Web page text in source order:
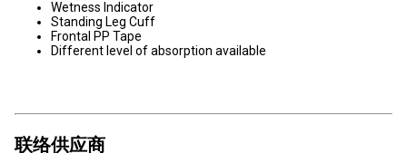
Wetness Indicator
Standing Leg Cuff
Frontal PP Tape
Different level of absorption available
联络供应商